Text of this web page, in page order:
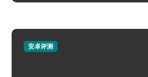
安卓评测